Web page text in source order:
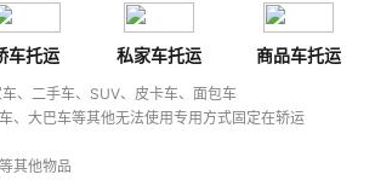
车托运 私家车托运 商品车托运
、二手车、SUV、皮卡车、面包车
、大巴车等其他无法使用专用方式固定在轿运
其他物品